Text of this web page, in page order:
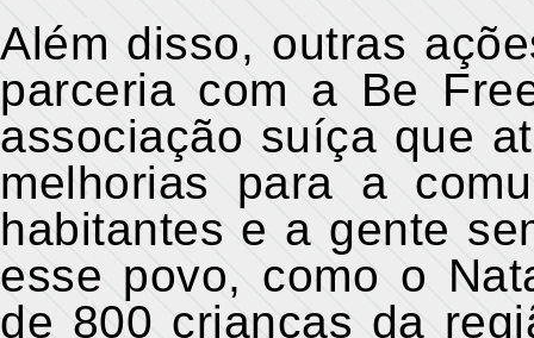
Além disso, outras
parceria com a Be
associação suíça que
melhorias para a
habitantes e a gente
esse povo, como o
de 800 crianças da